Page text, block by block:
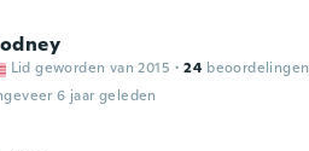
Lid geworden van 2015 · 24 beoordelingen
6 jaar geleden